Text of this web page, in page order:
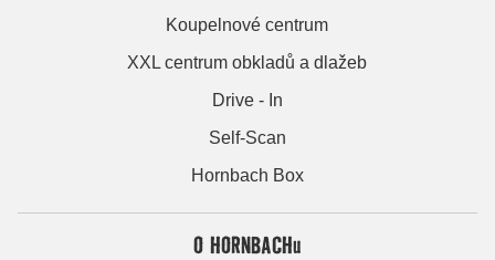
Koupelnové centrum
XXL centrum obkladů a dlažeb
Drive - In
Self-Scan
Hornbach Box
O HORNBACHu